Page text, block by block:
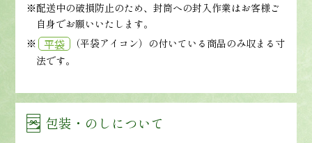
※配送中の破損防止のため、封筒への封入作業はお客様ご
自身でお願いいたします。
※
平袋
（平袋アイコン）の付いている商品のみ収まる寸
法です。
包装・のしについて